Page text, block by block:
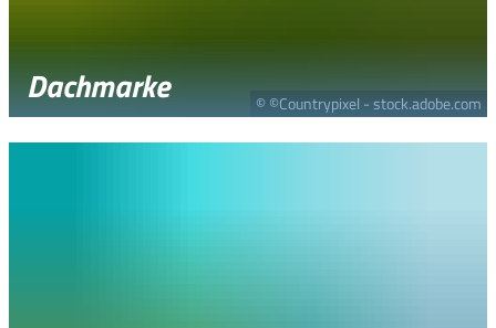
© ©Countrypixel - stock.adobe.com
Dachmarke